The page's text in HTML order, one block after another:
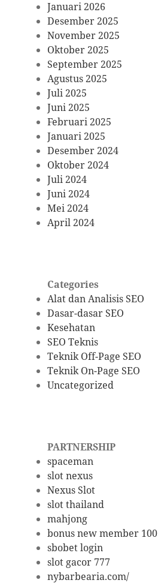
Januari 2026
Desember 2025
November 2025
Oktober 2025
September 2025
Agustus 2025
Juli 2025
Juni 2025
Februari 2025
Januari 2025
Desember 2024
Oktober 2024
Juli 2024
Juni 2024
Mei 2024
April 2024
Categories
Alat dan Analisis SEO
Dasar-dasar SEO
Kesehatan
SEO Teknis
Teknik Off-Page SEO
Teknik On-Page SEO
Uncategorized
PARTNERSHIP
spaceman
slot nexus
Nexus Slot
slot thailand
mahjong
bonus new member 100
sbobet login
slot gacor 777
nybarbearia.com/